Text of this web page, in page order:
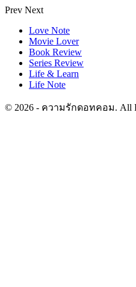
Prev Next
Love Note
Movie Lover
Book Review
Series Review
Life & Learn
Life Note
© 2026 - ความรักดอทคอม. All